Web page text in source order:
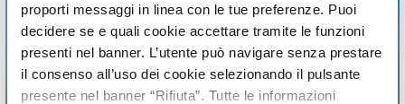
proporti messaggi in linea con le tue preferenze. Puoi
decidere se e quali cookie accettare tramite le funzioni
presenti nel banner. L’utente può navigare senza prestare
il consenso all’uso dei cookie selezionando il pulsante
presente nel banner “Rifiuta”. Tutte le informazioni
Puertos de Roma:
informe datos primer
semestre 2016